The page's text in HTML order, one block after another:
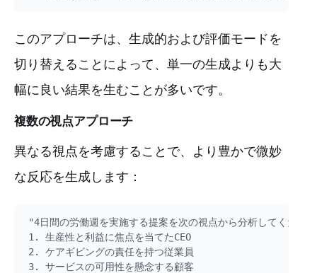
このアプローチは、生成的および評価モードを
切り替えることによって、単一の生成よりも大
幅に良い結果を生むことが多いです。
複数の視点アプローチ
異なる視点を考慮することで、より豊かで微妙
な反応を生成します：
"4日間の労働週を実施する提案を次の視点から分析してくださ
1. 生産性と利益に焦点を当てたCEO
2. ケアギビングの責任を持つ従業員
3. サービスの可用性を懸念する顧客